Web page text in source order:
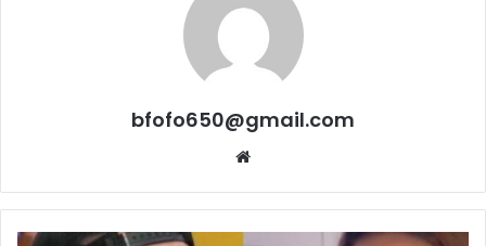
bfofo650@gmail.com
Website